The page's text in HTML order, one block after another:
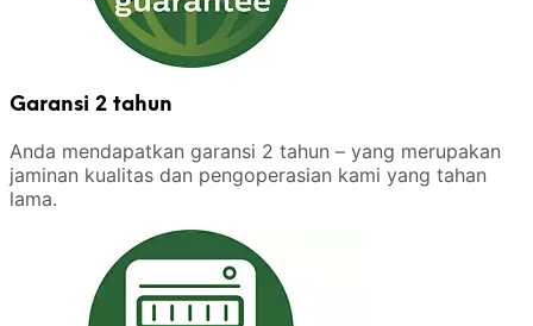
Garansi 2 tahun
Anda mendapatkan garansi 2 tahun – yang merupakan
jaminan kualitas dan pengoperasian kami yang tahan
lama.